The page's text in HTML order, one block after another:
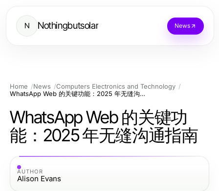
N Nothingbutsolar News
Home News
Computers Electronics and Technology
WhatsApp Web 的关键功能：2025 年无缝沟通指南
WhatsApp Web 的关键功
能：2025 年无缝沟通指南
AUTHOR
Alison Evans